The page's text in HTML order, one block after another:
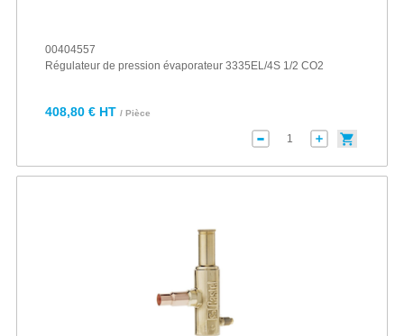
00404557
Régulateur de pression évaporateur 3335EL/4S 1/2 CO2
408,80 € HT / Pièce